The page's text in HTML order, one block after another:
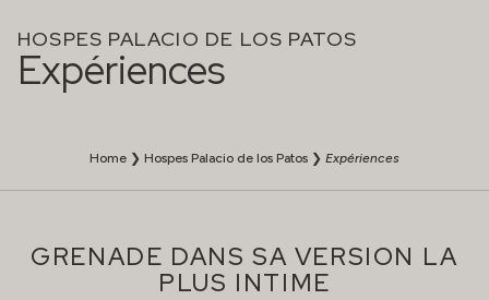
HOSPES PALACIO DE LOS PATOS
Expériences
Home ❯ Hospes Palacio de los Patos ❯ Expériences
GRENADE DANS SA VERSION LA
PLUS INTIME